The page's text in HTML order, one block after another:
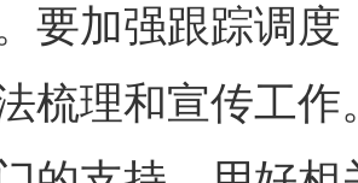
要加强跟踪调
梳理和宣传工